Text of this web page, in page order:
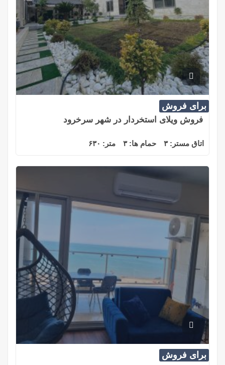
برای فروش
فروش ویلای استخردار در شهر سرخرود
اتاق مستر:۳ حمام ها:۳ متر: ۶۳۰
برای فروش